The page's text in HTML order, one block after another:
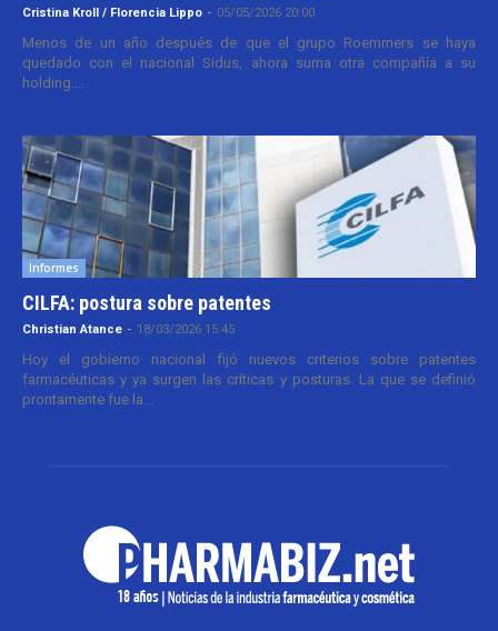
Cristina Kroll / Florencia Lippo - 05/05/2026 20:00
Menos de un año después de que el grupo Roemmers se haya
quedado con el nacional Sidus, ahora suma otra compañía a su
holding....
Informes
CILFA: postura sobre patentes
Christian Atance - 18/03/2026 15:45
Hoy el gobierno nacional fijó nuevos criterios sobre patentes
farmacéuticas y ya surgen las críticas y posturas. La que se definió
prontamente fue la...